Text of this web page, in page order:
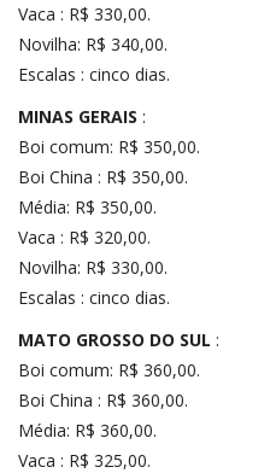
Vaca : R$ 330,00.
Novilha: R$ 340,00.
Escalas : cinco dias.
MINAS GERAIS :
Boi comum: R$ 350,00.
Boi China : R$ 350,00.
Média: R$ 350,00.
Vaca : R$ 320,00.
Novilha: R$ 330,00.
Escalas : cinco dias.
MATO GROSSO DO SUL :
Boi comum: R$ 360,00.
Boi China : R$ 360,00.
Média: R$ 360,00.
Vaca : R$ 325,00.